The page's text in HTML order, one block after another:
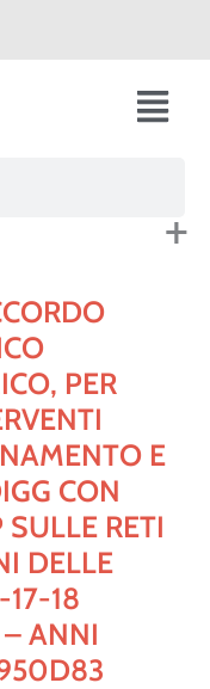
PER
E
CON
RETI
DELLE
17-18
– ANNI